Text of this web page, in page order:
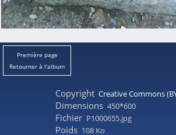
Première page
Retourner à l'album
Copyright Creative Commons
Dimensions 450*600
Fichier P1000655.jpg
Poids 108 Ko